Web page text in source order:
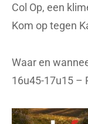
Col Op, een
Kom op tegen
Waar en
16u45-17u15 –